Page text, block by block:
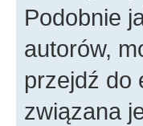
Podobnie
autorów,
przejdź do
związana